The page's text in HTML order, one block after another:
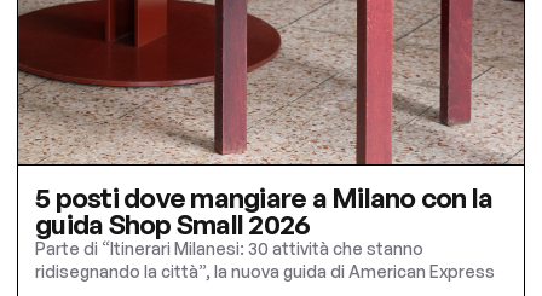
5 posti dove mangiare a Milano con la
guida Shop Small 2026
Parte di “Itinerari Milanesi: 30 attività che stanno
ridisegnando la città”, la nuova guida di American Express